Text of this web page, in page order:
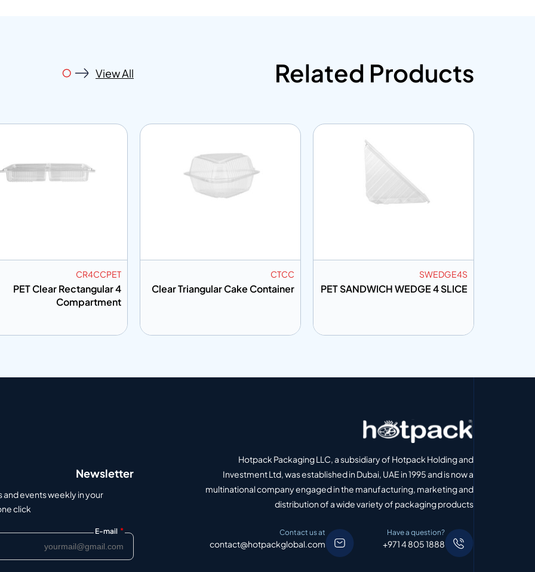
Related Products
View All
CTCC
Clear Triangular Cake Container
CR4CCPET
PET Clear Rectangular 4
SWEDGE2S
WEDGE 2 SLICE
Hotpack Packaging LLC, a subsidiary of Hotpack Holding and
Investment Ltd, was established in Dubai, UAE in 1995 and is now a
multinational company engaged in the manufacturing, marketing and
distribution of a wide variety of packaging products
Have a question?
+971 4 805 1888
Contact us at
contact@hotpackglobal.com
Newsletter
events weekly in your
click.
E-mail *